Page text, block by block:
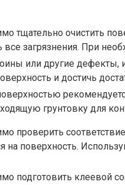
тщательно очистить
загрязнения. При
или другие
и достичь
грунтовку для
проверить
на поверхность.
подготовить клеевой